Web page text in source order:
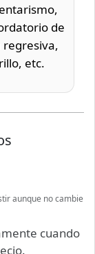
de
etc.
aunque no cambie
cuando